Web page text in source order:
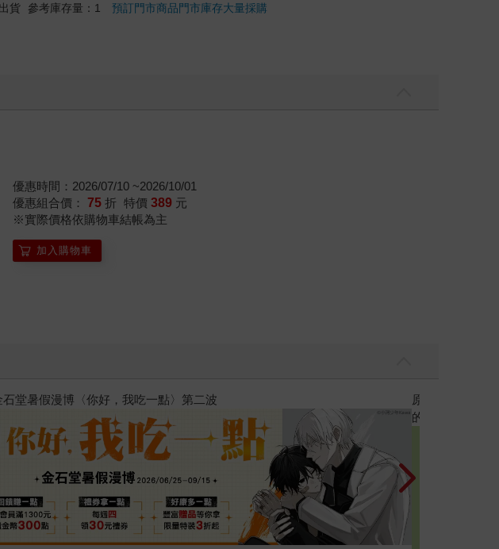
貨 參考庫存量：1預訂門市商品門市庫存大量採購
優惠時間：2026/07/10 ~2026/10/01
優惠組合價： 75 折 特價 389 元
※實際價格依購物車結帳為主
加入購物車
隊 (1995) 4K數位修復版 黃色書刊回來